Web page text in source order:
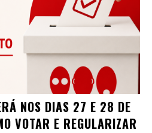
NOS DIAS 27 E 28 DE
VOTAR E REGULARIZAR